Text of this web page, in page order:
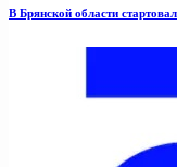
В Брянской области